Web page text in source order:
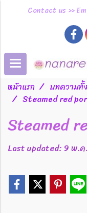
Contact us >>
หน้าแรก บทความทั้
Steamed red
Steamed
Last updated: 9 พ.